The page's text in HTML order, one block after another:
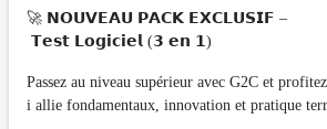
🚀 𝗡𝗢𝗨𝗩𝗘𝗔𝗨 𝗣𝗔𝗖𝗞 𝗘𝗫𝗖𝗟𝗨𝗦𝗜𝗙 –
𝗧𝗲𝘀𝘁 𝗟𝗼𝗴𝗶𝗰𝗶𝗲𝗹 (𝟯 𝗲𝗻 𝟭)
Passez au niveau supérieur avec G2C et
i allie fondamentaux, innovation et pratique